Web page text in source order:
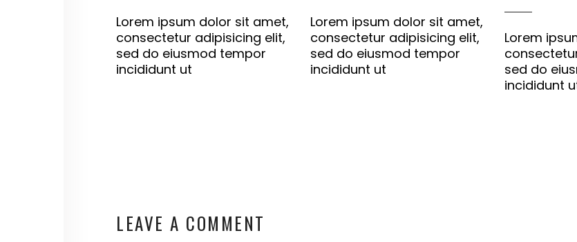
Lorem ipsum dolor sit amet,
consectetur adipisicing elit,
sed do eiusmod tempor
incididunt ut
Lorem ipsum dolor sit amet,
consectetur adipisicing elit,
sed do eiusmod tempor
incididunt ut
Lorem
sed do
incididunt
LEAVE A COMMENT